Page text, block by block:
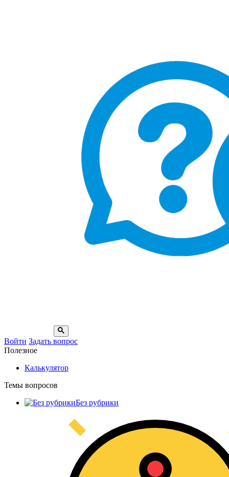
Войти Задать вопрос
Полезное
Калькулятор
Темы вопросов
Без рубрики